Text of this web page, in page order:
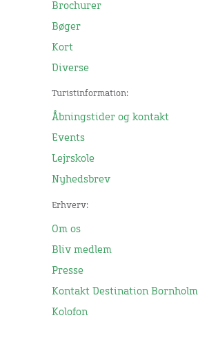
Brochurer
Bøger
Kort
Diverse
Turistinformation:
Åbningstider og kontakt
Events
Lejrskole
Nyhedsbrev
Erhverv:
Om os
Bliv medlem
Presse
Kontakt Destination Bornholm
Kolofon